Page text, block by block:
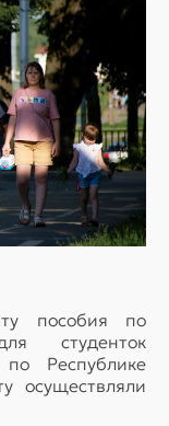
пособия по
студенток
Республике
осуществляли